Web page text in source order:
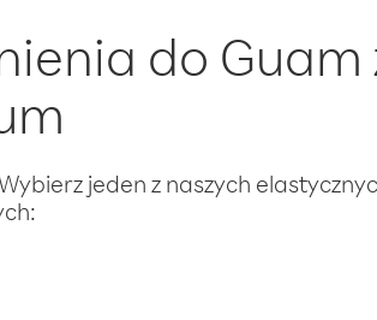
do
jeden z naszych